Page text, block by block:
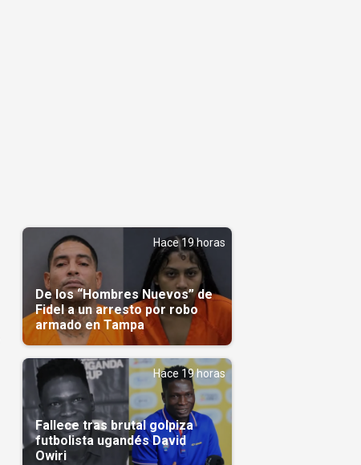
Hace 19 horas
De los “Hombres Nuevos” de
Fidel a un arresto por robo
armado en Tampa
Hace 19 horas
Fallece tras brutal golpiza
futbolista ugandés David
Owiri